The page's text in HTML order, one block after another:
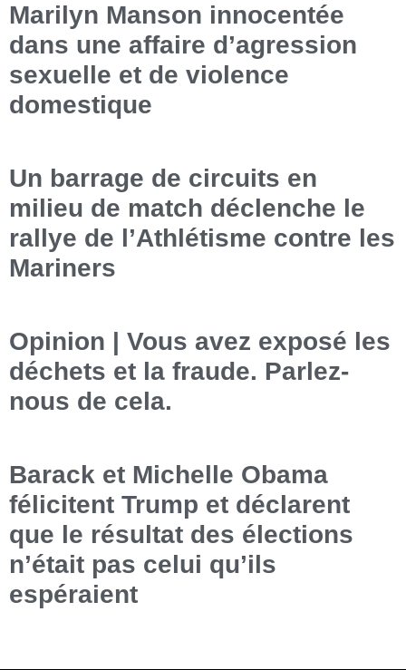
Marilyn Manson innocentée
dans une affaire d’agression
sexuelle et de violence
domestique
Un barrage de circuits en
milieu de match déclenche le
rallye de l’Athlétisme contre les
Mariners
Opinion | Vous avez exposé les
déchets et la fraude. Parlez-
nous de cela.
Barack et Michelle Obama
félicitent Trump et déclarent
que le résultat des élections
n’était pas celui qu’ils
espéraient